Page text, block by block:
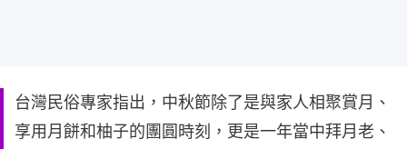
台灣民俗專家指出，中秋節除了是與家人相聚賞月、
享用月餅和柚子的團圓時刻，更是一年當中拜月老、